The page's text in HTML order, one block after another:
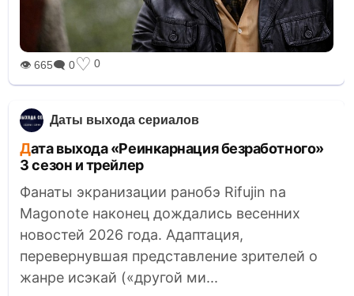
👁 665🗨 0♡ 0
Даты выхода сериалов
Дата выхода «Реинкарнация безработного»
3 сезон и трейлер
Фанаты экранизации ранобэ Rifujin na
Magonote наконец дождались весенних
новостей 2026 года. Адаптация,
перевернувшая представление зрителей о
жанре исэкай («другой ми...